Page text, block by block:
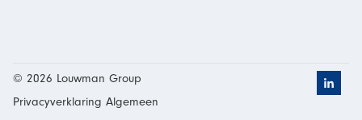
© 2026 Louwman Group
Privacyverklaring Algemeen
Klik